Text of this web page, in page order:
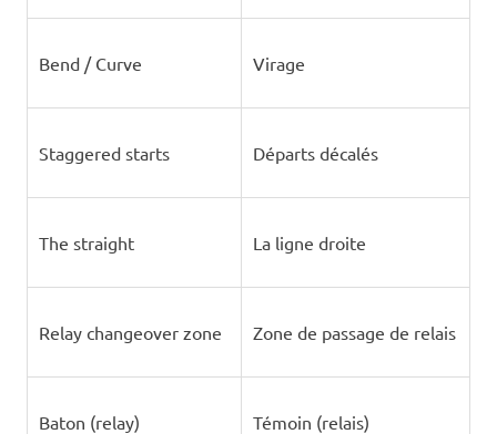
Bend / Curve Virage
Staggered starts Départs décalés
The straight La ligne droite
Relay changeover zone Zone de passage de relais
Baton (relay) Témoin (relais)